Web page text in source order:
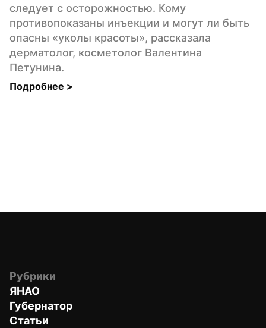
следует с осторожностью. Кому
противопоказаны инъекции и могут ли быть
опасны «уколы красоты», рассказала
дерматолог, косметолог Валентина
Петунина.
Подробнее >
Рубрики
ЯНАО
Губернатор
Статьи